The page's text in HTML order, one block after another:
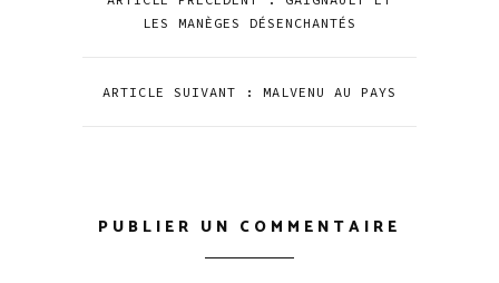
LES MANÈGES DÉSENCHANTÉS
ARTICLE SUIVANT : MALVENU AU PAYS
PUBLIER UN COMMENTAIRE